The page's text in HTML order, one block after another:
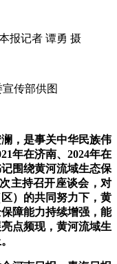
报记者 谭勇 摄
传部供图
，是事关中华民族伟
年在济南、2024年在
围绕黄河流域生态保
主持召开座谈会，对
）的共同努力下，黄
障能力持续增强，能
点频现，黄河流域生